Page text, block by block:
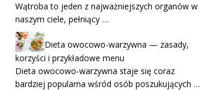
Wątroba to jeden z najważniejszych organów w
naszym ciele, pełniący …
Dieta owocowo-warzywna — zasady,
korzyści i przykładowe menu
Dieta owocowo-warzywna staje się coraz
bardziej popularna wśród osób poszukujących …